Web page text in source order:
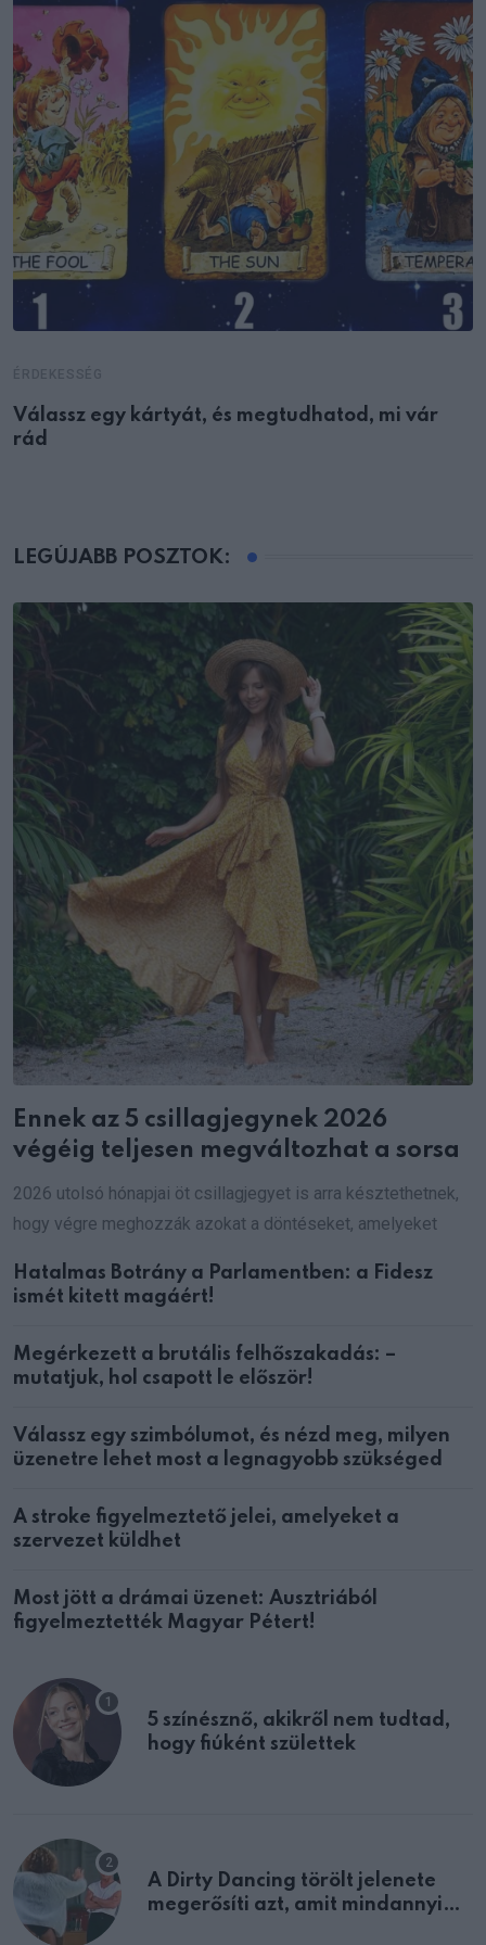
Válassz egy kártyát, és megtudhatod, mi vár
rád
LEGÚJABB POSZTOK:
Ennek az 5 csillagjegynek 2026
végéig teljesen megváltozhat a sorsa
2026 utolsó hónapjai öt csillagjegyet is arra késztethetnek,
hogy végre meghozzák azokat a döntéseket, amelyeket
Hatalmas Botrány a Parlamentben: a Fidesz
ismét kitett magáért!
Megérkezett a brutális felhőszakadás: –
mutatjuk, hol csapott le először!
Válassz egy szimbólumot, és nézd meg, milyen
üzenetre lehet most a legnagyobb szükséged
A stroke figyelmeztető jelei, amelyeket a
szervezet küldhet
Most jött a drámai üzenet: Ausztriából
figyelmeztették Magyar Pétert!
5 színésznő, akikről nem tudtad,
hogy fiúként születtek
A Dirty Dancing törölt jelenete
megerősíti azt, amit mindannyian